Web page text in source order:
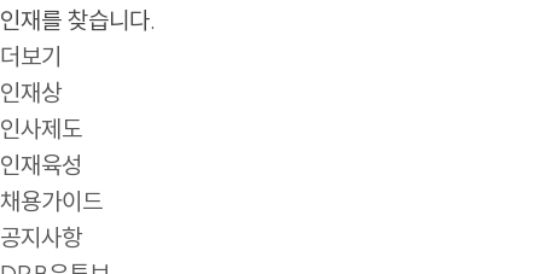
인재를 찾습니다.
더보기
인재상
인사제도
인재육성
채용가이드
공지사항